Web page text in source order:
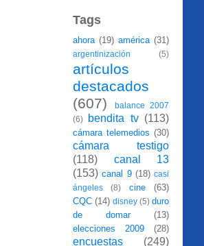
Tags
ahora (19) américa (31)
argentinización (5)
artículos
destacados
(607)
balance 2007
(6)
bendita tv (113)
cámara telemedios (30)
cámara testigo
(118)
canal 13
(153) canal 9 (18) casi
ángeles
(8) cine
(63)
CQC (14) disney (5) duro
de domar
(13)
elecciones 2009
(28)
encuestas (249)